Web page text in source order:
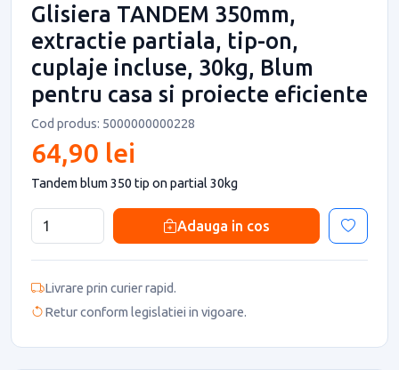
Glisiera TANDEM 350mm,
extractie partiala, tip-on,
cuplaje incluse, 30kg, Blum
pentru casa si proiecte eficiente
Cod produs: 5000000000228
64,90 lei
Tandem blum 350 tip on partial 30kg
Adauga in cos
Livrare prin curier rapid.
Retur conform legislatiei in vigoare.